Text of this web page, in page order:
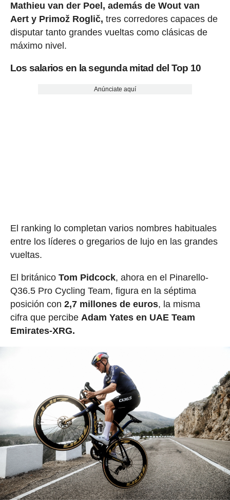
Mathieu van der Poel, además de Wout van
Aert y Primož Roglič, tres corredores capaces de
disputar tanto grandes vueltas como clásicas de
máximo nivel.
Los salarios en la segunda mitad del Top 10
Anúnciate aquí
El ranking lo completan varios nombres habituales
entre los líderes o gregarios de lujo en las grandes
vueltas.
El británico Tom Pidcock, ahora en el Pinarello-
Q36.5 Pro Cycling Team, figura en la séptima
posición con 2,7 millones de euros, la misma
cifra que percibe Adam Yates en UAE Team
Emirates-XRG.